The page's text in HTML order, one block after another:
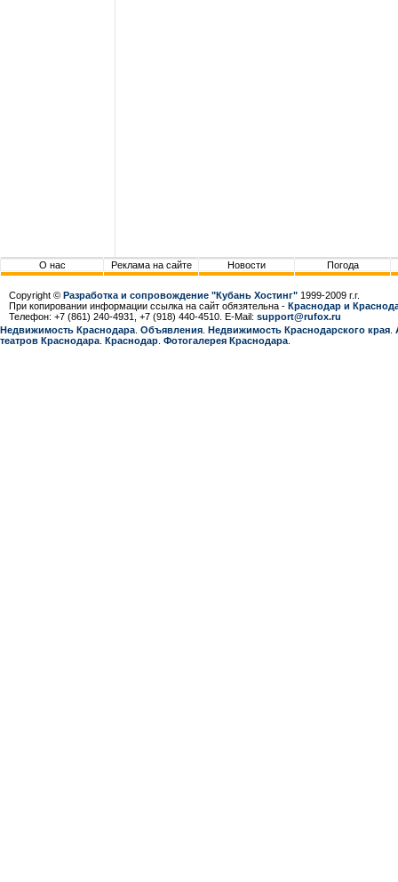
О нас Реклама на сайте Новости Погода
Copyright © Разработка и сопровождение "Кубань Хостинг" 1999-2009 г.г.
При копировании информации ссылка на сайт обязятельна - Краснодар и
Телефон: +7 (861) 240-4931, +7 (918) 440-4510. E-Mail: support@rufox.ru
Недвижимость Краснодара Объявления Недвижимость Краснодарcкого края
театров Краснодара Краснодар Фотогалерея Краснодара